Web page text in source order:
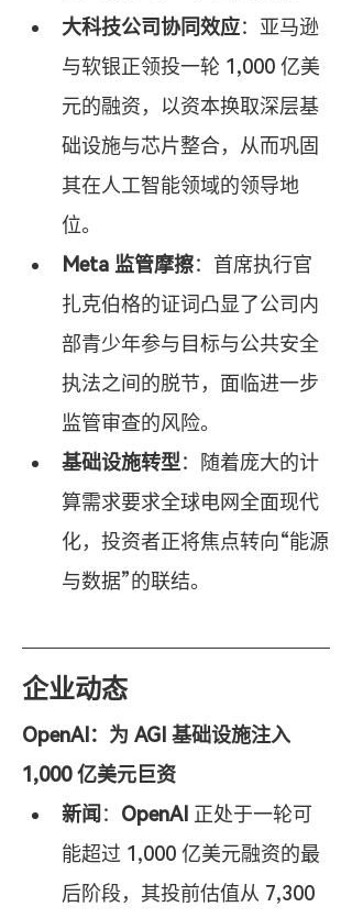
大科技公司协同效应：亚马逊
与软银正领投一轮 1,000 亿美
元的融资，以资本换取深层基
础设施与芯片整合，从而巩固
其在人工智能领域的领导地
位。
Meta 监管摩擦：首席执行官
扎克伯格的证词凸显了公司内
部青少年参与目标与公共安全
执法之间的脱节，面临进一步
监管审查的风险。
基础设施转型：随着庞大的计
算需求要求全球电网全面现代
化，投资者正将焦点转向“能源
与数据”的联结。
企业动态
OpenAI：为 AGI 基础设施注入
1,000 亿美元巨资
新闻 ： OpenAI 正处于一轮可
能超过 1,000 亿美元融资的最
后阶段，其投前估值从 7,300